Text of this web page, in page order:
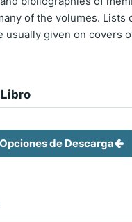
of the volumes. Lists
usually given on covers
Opciones de Descarga